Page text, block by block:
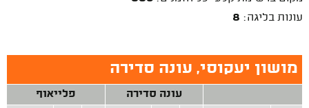
עונות בליגה: 8
מושון יעקוסי, עונה סדירה
עונה סדירה פלייאוף